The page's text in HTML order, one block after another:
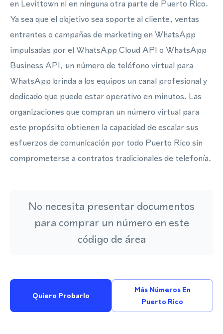
en Levittown ni en ninguna otra parte de Puerto Rico.
Ya sea que el objetivo sea soporte al cliente, ventas
entrantes o campañas de marketing en WhatsApp
impulsadas por el WhatsApp Cloud API o WhatsApp
Business API, un número de teléfono virtual para
WhatsApp brinda a los equipos un canal profesional y
dedicado que puede estar operativo en minutos. Las
organizaciones que compran un número virtual para
este propósito obtienen la capacidad de escalar sus
esfuerzos de comunicación por todo Puerto Rico sin
comprometerse a contratos tradicionales de telefonía.
No necesita presentar documentos
para comprar un número en este
código de área
Quiero Probarlo
Más Números En
Puerto Rico